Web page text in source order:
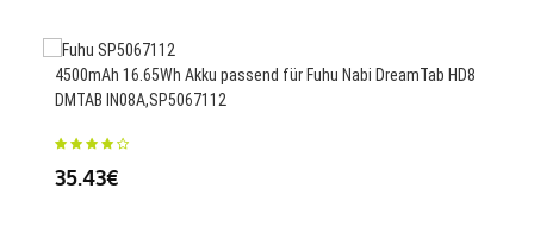
4500mAh 16.65Wh Akku passend für Fuhu Nabi DreamTab HD8
DMTAB IN08A,SP5067112
35.43€